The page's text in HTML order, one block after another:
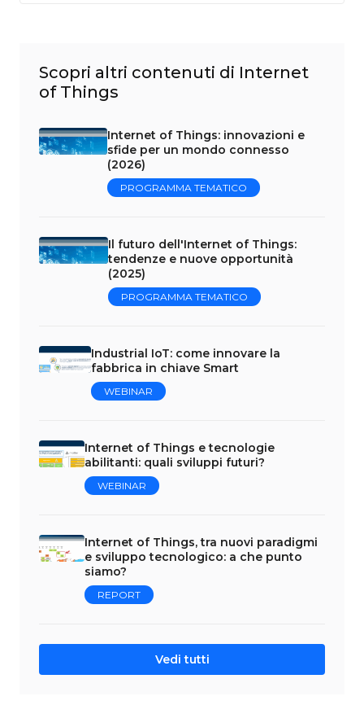
Scopri altri contenuti di Internet
of Things
Internet of Things: innovazioni e
sfide per un mondo connesso
(2026)
PROGRAMMA TEMATICO
Il futuro dell'Internet of Things:
tendenze e nuove opportunità
(2025)
PROGRAMMA TEMATICO
Industrial IoT: come innovare la
fabbrica in chiave Smart
WEBINAR
Internet of Things e tecnologie
abilitanti: quali sviluppi futuri?
WEBINAR
Internet of Things, tra nuovi paradigmi
e sviluppo tecnologico: a che punto
siamo?
REPORT
Vedi tutti